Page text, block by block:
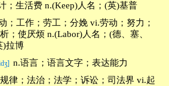
；生活费 n.(Keep)人名；(英)基普
；工作；劳工；分娩 vi.劳动；努力；
；使厌烦 n.(Labor)人名；(德、塞、
)拉博
n.语言；语言文字；表达能力
律；法治；法学；诉讼；司法界 vi.起